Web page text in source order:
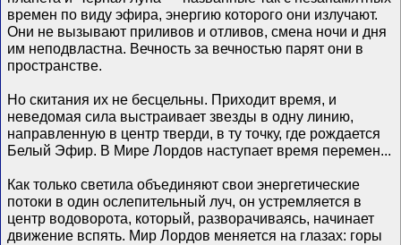
времен по виду эфира, энергию которого они излучают.
Они не вызывают приливов и отливов, смена ночи и дня
им неподвластна. Вечность за вечностью парят они в
пространстве.
Но скитания их не бесцельны. Приходит время, и
неведомая сила выстраивает звезды в одну линию,
направленную в центр тверди, в ту точку, где рождается
Белый Эфир. В Мире Лордов наступает время перемен...
Как только светила объединяют свои энергетические
потоки в один ослепительный луч, он устремляется в
центр водоворота, который, разворачиваясь, начинает
движение вспять. Мир Лордов меняется на глазах: горы